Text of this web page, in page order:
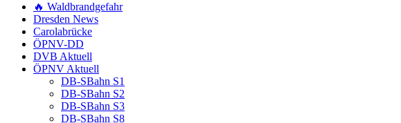
🔥 Waldbrandgefahr
Dresden News
Carolabrücke
ÖPNV-DD
DVB Aktuell
ÖPNV Aktuell
DB-SBahn S1
DB-SBahn S2
DB-SBahn S3
DB-SBahn S8